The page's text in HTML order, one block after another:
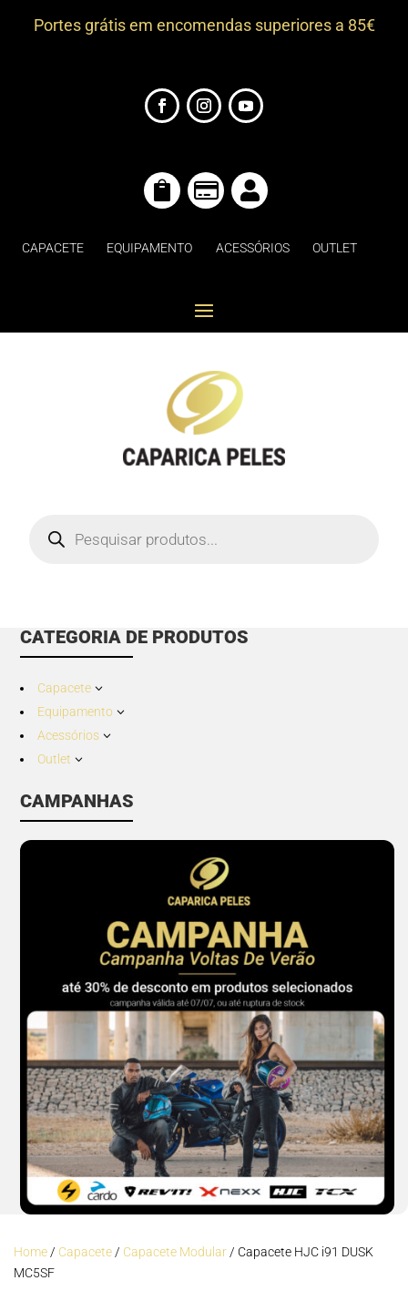
Portes grátis em encomendas superiores a 85€
  
CAPACETE EQUIPAMENTO ACESSÓRIOS OUTLET
search
CATEGORIA DE PRODUTOS
Capacete 3
Equipamento 3
Acessórios 3
Outlet 3
CAMPANHAS
Home/ Capacete/ Capacete Modular/ Capacete HJC i91 DUSK
MC5SF